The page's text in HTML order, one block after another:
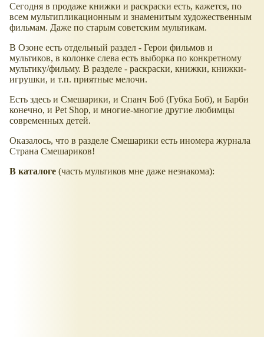
Сегодня в продаже книжки и раскраски есть, кажется, по
всем мультипликационным и знаменитым художественным
фильмам. Даже по старым советским мультикам.
В Озоне есть отдельный раздел - Герои фильмов и
мультиков, в колонке слева есть выборка по конкретному
мультику/фильму. В разделе - раскраски, книжки, книжки-
игрушки, и т.п. приятные мелочи.
Есть здесь и Смешарики, и Спанч Боб (Губка Боб), и Барби
конечно, и Pet Shop, и многие-многие другие любимцы
современных детей.
Оказалось, что в разделе Смешарики есть иномера журнала
Страна Смешариков!
В каталоге (часть мультиков мне даже незнакома):